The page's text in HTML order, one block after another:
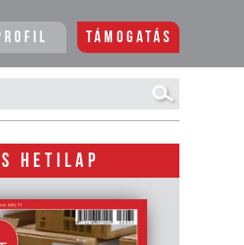
Támogatás
HETILAP